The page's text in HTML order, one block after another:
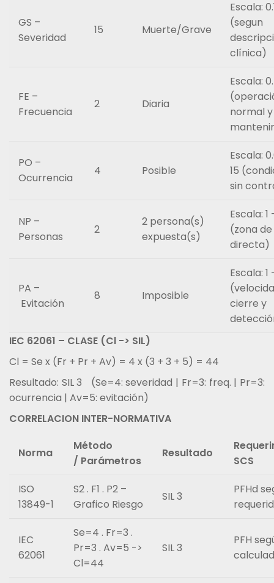
GS –
Severidad
15 Muerte/Grave
Escala:
(segun
clínica)
FE –
Frecuencia
2 Diaria
Escala:
normal y
PO –
Ocurrencia
4 Posible
Escala:
15
sin
NP –
Personas
2
2 persona(s)
expuesta(s)
Escala: 1
(zona
directa)
PA –
Evitación
8 Imposible
Escala: 1
cierre y
IEC 62061 – CLASE (Cl -> SIL)
Cl = Se x (Fr + Pr + Av) = 4 x (3 + 3 + 5) = 44
Resultado: SIL 3 (Se=4: severidad | Fr=3: freq. | Pr=3:
ocurrencia | Av=5: evitación)
CORRELACION INTER-NORMATIVA
Norma
Método
/ Parámetros
Resultado
SCS
ISO
13849-1
S2 . F1 . P2 –
Grafico Riesgo
SIL 3
PFHd
IEC
62061
Se=4 . Fr=3 .
Pr=3 . Av=5 ->
Cl=44
SIL 3
PFH